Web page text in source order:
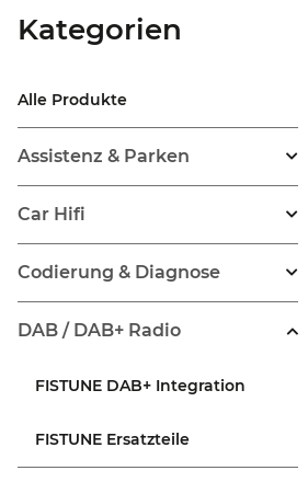
Kategorien
Alle Produkte
Assistenz & Parken
Car Hifi
Codierung & Diagnose
DAB / DAB+ Radio
FISTUNE DAB+ Integration
FISTUNE Ersatzteile